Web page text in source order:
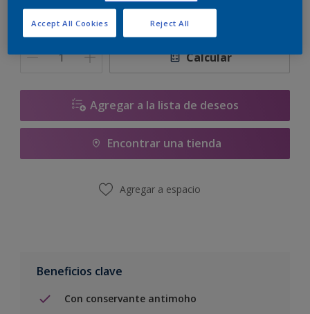
Cantidad Calculadora de pintura
Calcular
Agregar a la lista de deseos
Encontrar una tienda
Agregar a espacio
Beneficios clave
Con conservante antimoho
Reject All
Accept All Cookies